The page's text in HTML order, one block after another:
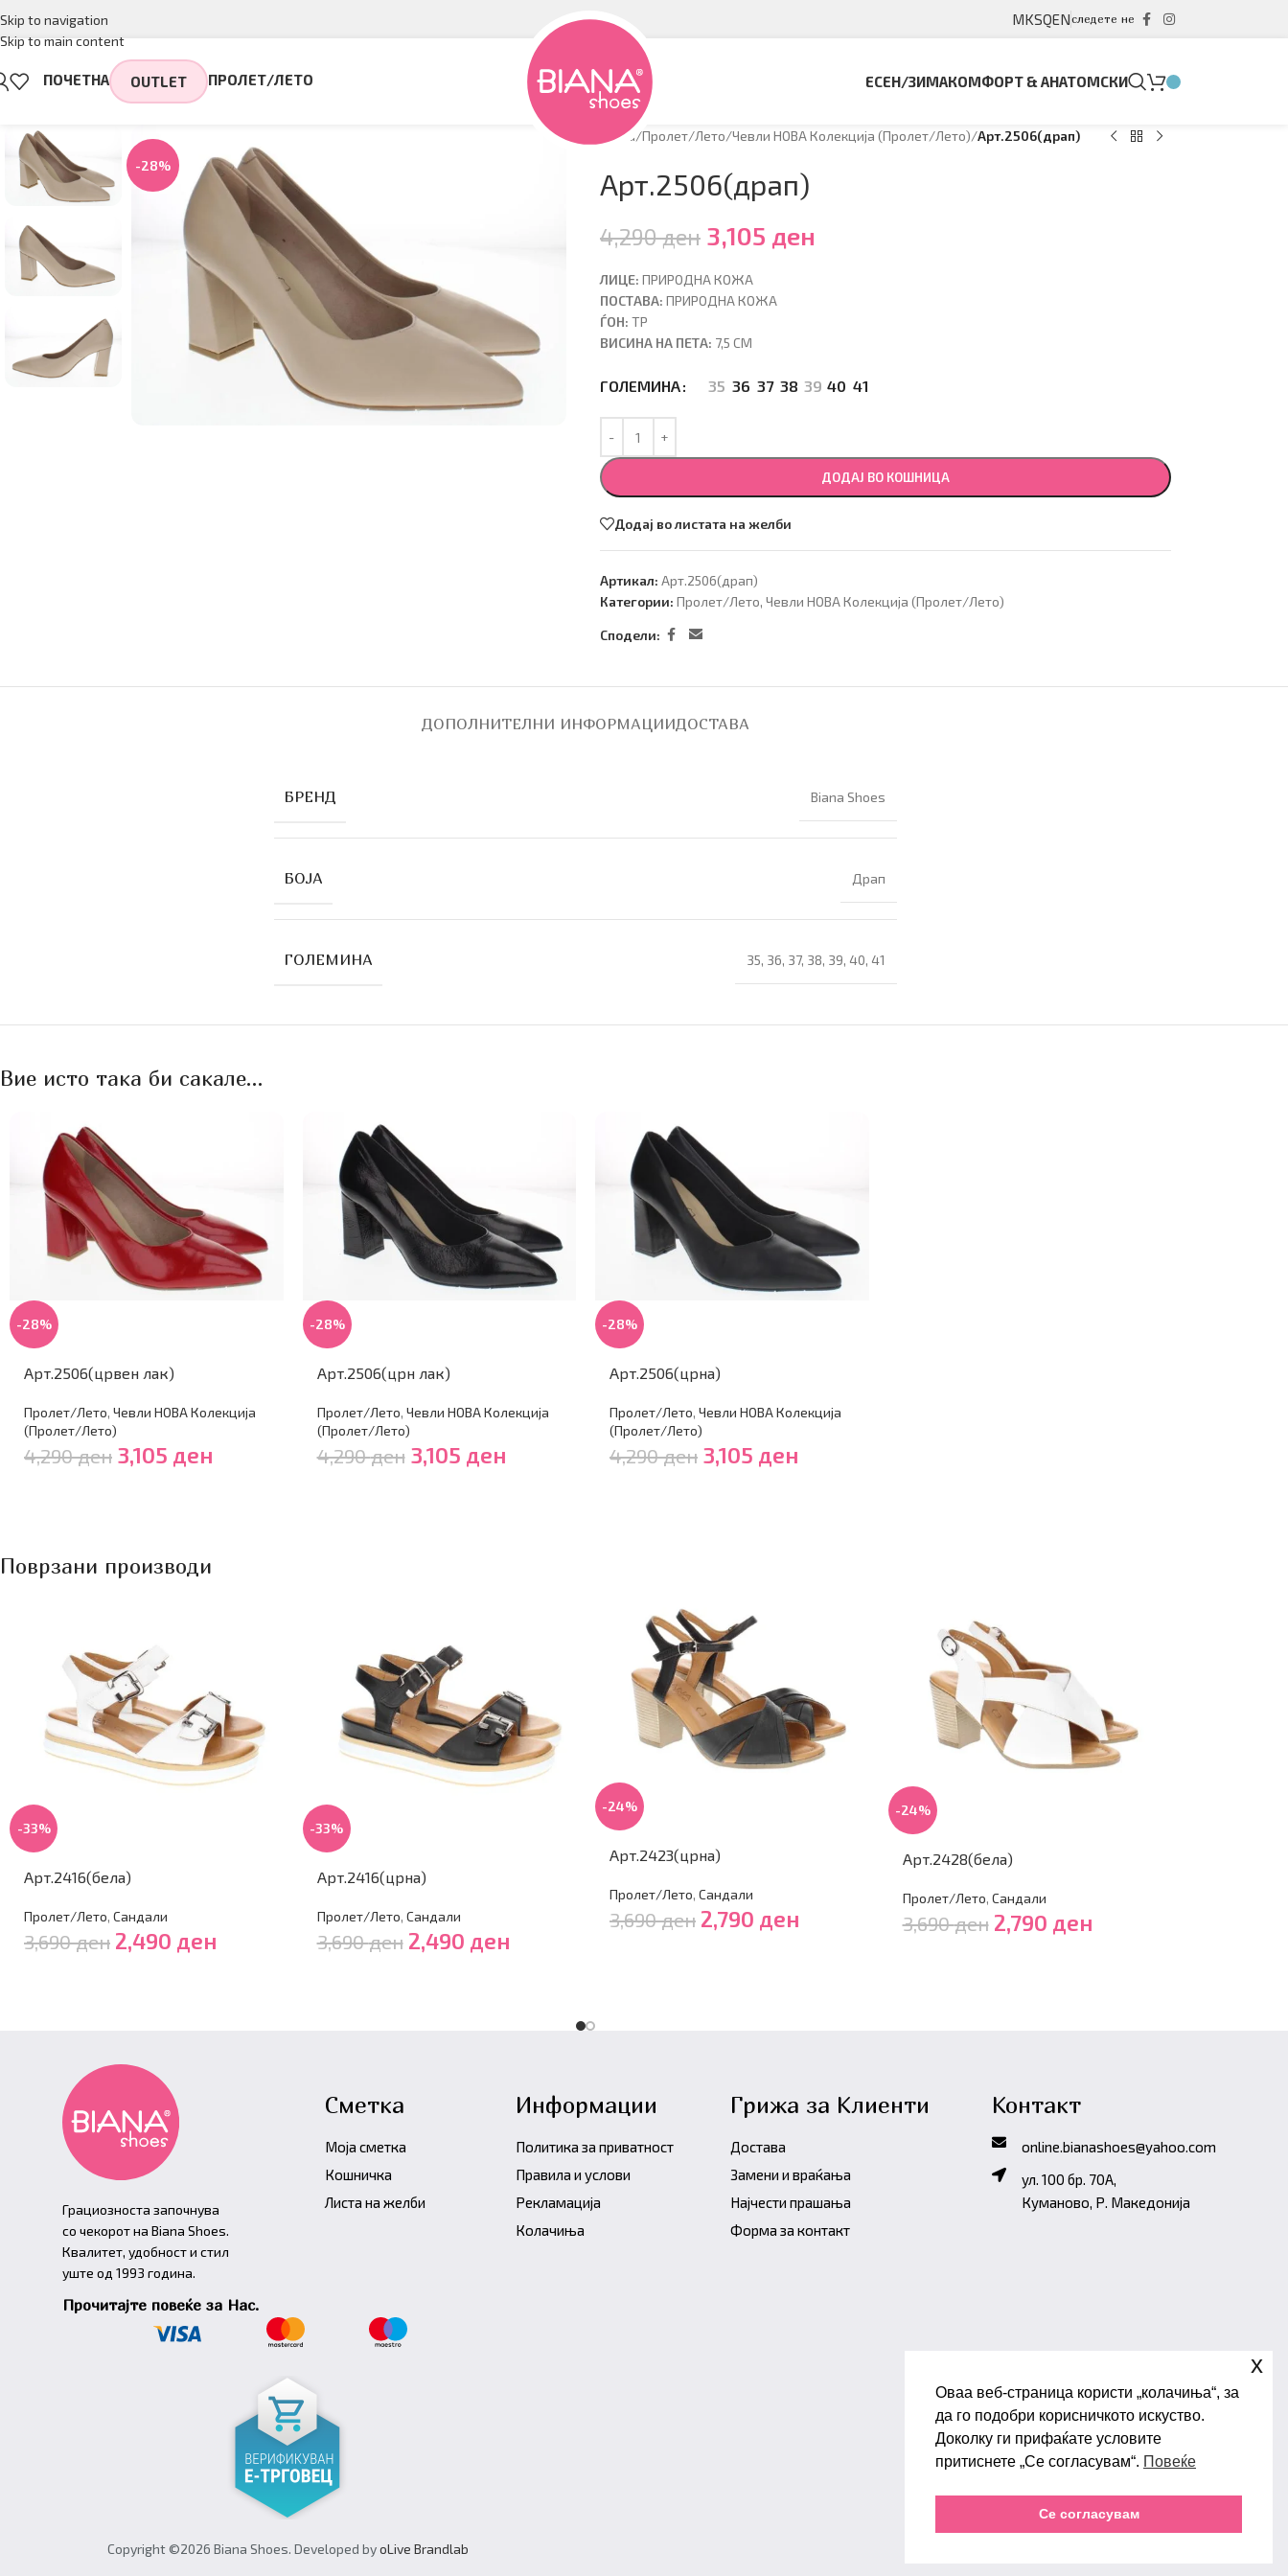
Skip to navigation
Skip to main content
MKSQENследете не
ПОЧЕТНА OUTLET ПРОЛЕТ/ЛЕТО ЕСЕН/ЗИМАКОМФОРТ & АНАТОМСКИ
-28%
Дома/Пролет/Лето/Чевли НОВА Колекција (Пролет/Лето)/Арт.2506(драп)
Арт.2506(драп)
4,290ден 3,105 ден
ЛИЦЕ: ПРИРОДНА КОЖА
ПОСТАВА: ПРИРОДНА КОЖА
ЃОН: ТР
ВИСИНА НА ПЕТА: 7,5 CM
ГОЛЕМИНА 35 36 37 38 39 40 41
ДОДАЈ ВО КОШНИЦА
Додај во листата на желби
Артикал: Арт.2506(драп)
Категории: Пролет/Лето, Чевли НОВА Колекција (Пролет/Лето)
Сподели:
ДОПОЛНИТЕЛНИ ИНФОРМАЦИИДОСТАВА
БРЕНД Biana Shoes
БОЈА Драп
ГОЛЕМИНА 35, 36, 37, 38, 39, 40, 41
Вие исто така би сакале…
-28%
Арт.2506(црвен лак)
Пролет/Лето, Чевли НОВА Колекција
(Пролет/Лето)
4,290ден 3,105 ден
-28%
Арт.2506(црн лак)
Пролет/Лето, Чевли НОВА Колекција
(Пролет/Лето)
4,290ден 3,105 ден
-28%
Арт.2506(црна)
Пролет/Лето, Чевли НОВА Колекција
(Пролет/Лето)
4,290ден 3,105 ден
Поврзани производи
-33%
Арт.2416(бела)
Пролет/Лето, Сандали
3,690ден 2,490 ден
-33%
Арт.2416(црна)
Пролет/Лето, Сандали
3,690ден 2,490 ден
-24%
Арт.2423(црна)
Пролет/Лето, Сандали
3,690ден 2,790 ден
-24%
Арт.2428(бела)
Пролет/Лето, Сандали
3,690ден 2,790 ден
Грациозноста започнува
со чекорот на Biana Shoes.
Квалитет, удобност и стил
уште од 1993 година.
Прочитајте повеќе за Нас.
Сметка
Моја сметка
Кошничка
Листа на желби
Информации
Политика за приватност
Правила и услови
Рекламација
Колачиња
Грижа за Клиенти
Достава
Замени и враќања
Најчести прашања
Форма за контакт
Контакт
online.bianashoes@yahoo.com
ул. 100 бр. 70A,
Куманово, Р. Македонија
Copyright ©2026 Biana Shoes. Developed byoLive Brandlab
Оваа веб-страница користи „колачиња“, за
да го подобри корисничкото искуство.
Доколку ги прифаќате условите
притиснете „Се согласувам“. Повеќе
Се согласувам
x